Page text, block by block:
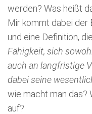
werden? Was heißt
Mir kommt dabei der
und eine Definition,
Fähigkeit, sich
auch an langfristige
dabei seine
wie macht man das?
auf?